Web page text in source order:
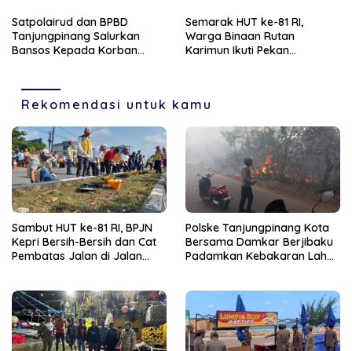
Satpolairud dan BPBD
Tanjungpinang Salurkan
Bansos Kepada Korban
Semarak HUT ke-81 RI,
Warga Binaan Rutan
Karimun Ikuti Pekan
Rekomendasi untuk kamu
Sambut HUT ke-81 RI, BPJN
Kepri Bersih-Bersih dan Cat
Pembatas Jalan di Jalan
Polske Tanjungpinang Kota
Bersama Damkar Berjibaku
Padamkan Kebakaran Lahan